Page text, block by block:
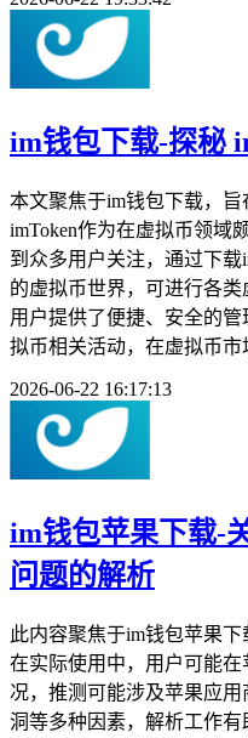
im钱包下载-探秘
本文聚焦于im钱包下载，旨
imToken作为在虚拟币领域
到众多用户关注，通过下
的虚拟币世界，可进行各
用户提供了便捷、安全的
拟币相关活动，在虚拟币市
2026-06-22 16:17:13
im钱包苹果下载-
问题的解析
此内容聚焦于im钱包苹果下
在实际使用中，用户可能在
况，推测可能涉及苹果应
洞等多种因素，解析工作